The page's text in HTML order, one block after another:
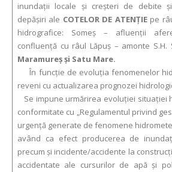
inundaţii locale şi creşteri de debite
depăşiri ale COTELOR DE ATENŢIEpe
hidrografice: Someș – afluenții
confluență cu râul Lăpuș – amonte S.H.
Maramureș și Satu Mare.
În funcție de evoluția fenomenelor
reveni cu actualizarea prognozei
Se impune urmărirea evoluției situației
conformitate cu „Regulamentul privind
urgență generate de fenomene
având ca efect producerea de
precum și incidente/accidente la
accidentate ale cursurilor de apă și